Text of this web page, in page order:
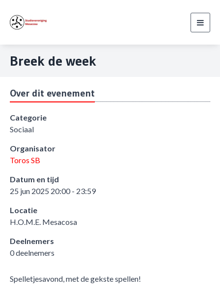
Breek de week
Over dit evenement
Categorie
Sociaal
Organisator
Toros SB
Datum en tijd
25 jun 2025 20:00 - 23:59
Locatie
H.O.M.E. Mesacosa
Deelnemers
0 deelnemers
Spelletjesavond, met de gekste spellen!